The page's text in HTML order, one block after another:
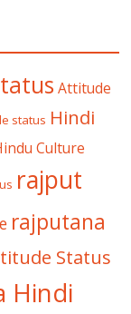
Attitude
status Hindi
Culture
rajput
rajputana
Status
Hindi